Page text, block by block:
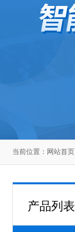
当前位置： 网站首页
产品列表